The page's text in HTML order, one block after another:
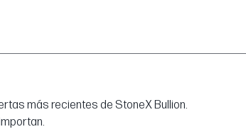
más recientes de StoneX Bullion.